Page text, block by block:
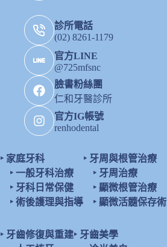
診所電話
(02) 8261-1179
官方LINE
@725mfsnc
臉書粉絲團
仁和牙醫診所
官方IG帳號
renhodental
‣ 家庭牙科
‣ 一般牙科治療
‣ 牙科日常保健
‣ 術後護理與指導
‣ 牙周與根管治療
‣ 牙周治療
‣ 顯微根管治療
‣ 顯微活髓保存術
‣ 牙齒修復與重建‣ 牙齒美學